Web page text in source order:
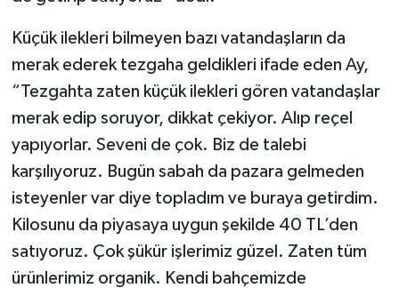
Küçük ilekleri bilmeyen bazı vatandaşların da
merak ederek tezgaha geldikleri ifade eden Ay,
“Tezgahta zaten küçük ilekleri gören vatandaşlar
merak edip soruyor, dikkat çekiyor. Alıp reçel
yapıyorlar. Seveni de çok. Biz de talebi
karşılıyoruz. Bugün sabah da pazara gelmeden
isteyenler var diye topladım ve buraya getirdim.
Kilosunu da piyasaya uygun şekilde 40 TL’den
satıyoruz. Çok şükür işlerimiz güzel. Zaten tüm
ürünlerimiz organik. Kendi bahçemizde